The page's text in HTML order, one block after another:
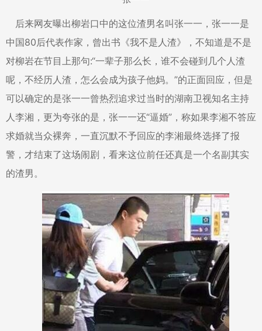
后来网友曝出柳岩口中的这位渣男名叫张一一，张一一是
中国80后代表作家，曾出书《我不是人渣》，不知道是不是
对柳岩在节目上那句:“一辈子那么长，谁不会碰到几个人渣
呢，不经历人渣，怎么会成为孩子他妈。”的正面回应，但是
可以确定的是张一一曾热烈追求过当时的湖南卫视知名主持
人李湘，更为夸张的是，张一一还“逼婚”，称如果李湘不答应
求婚就当众裸奔，一直沉默不予回应的李湘最终选择了报
警，才结束了这场闹剧，看来这位前任还真是一个名副其实
的渣男。